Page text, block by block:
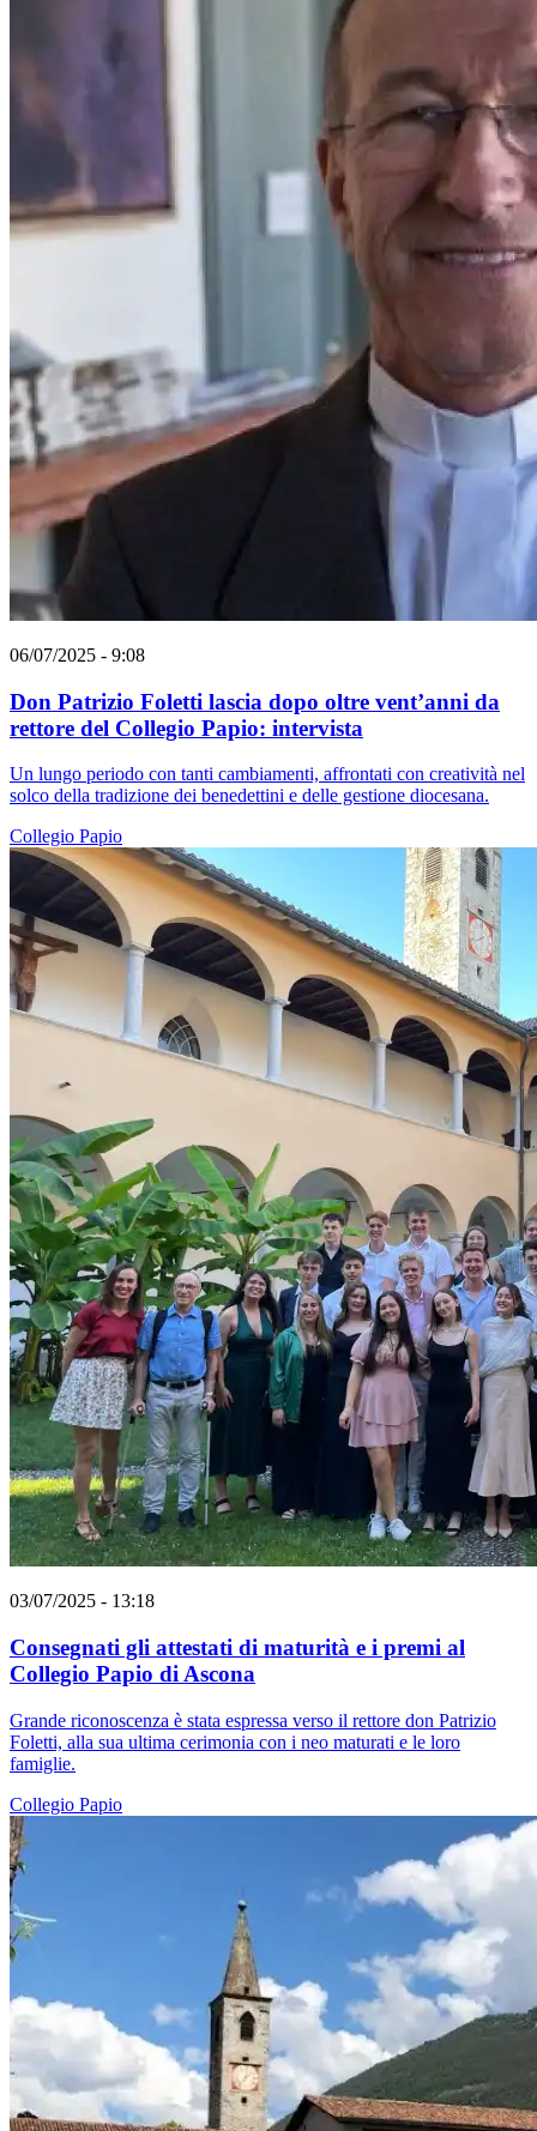
06/07/2025 - 9:08
Don Patrizio Foletti lascia dopo oltre vent’anni da
rettore del Collegio Papio: intervista
Un lungo periodo con tanti cambiamenti, affrontati con creatività nel
solco della tradizione dei benedettini e delle gestione diocesana.
Collegio Papio
03/07/2025 - 13:18
Consegnati gli attestati di maturità e i premi al
Collegio Papio di Ascona
Grande riconoscenza è stata espressa verso il rettore don Patrizio
Foletti, alla sua ultima cerimonia con i neo maturati e le loro
famiglie.
Collegio Papio